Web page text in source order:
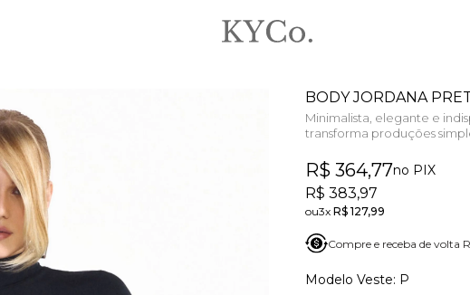
BODY JORDANA
Minimalista, elegante e
transforma produções
R$ 364,77no PIX
R$ 383,97
3xR$ 127,99
Compre e receba de volta
P